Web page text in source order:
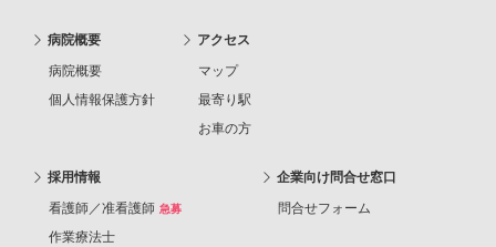
病院概要
病院概要
個人情報保護方針
アクセス
マップ
最寄り駅
お車の方
採用情報
看護師／准看護師 急募
作業療法士
企業向け問合せ窓口
問合せフォーム